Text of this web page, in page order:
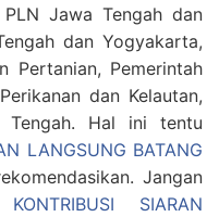
Jawa Tengah dan
dan Yogyakarta,
Pertanian, Pemerintah
dan Kelautan,
Tengah. Hal ini tentu
LANGSUNG BATANG
Jangan
KONTRIBUSI SIARAN